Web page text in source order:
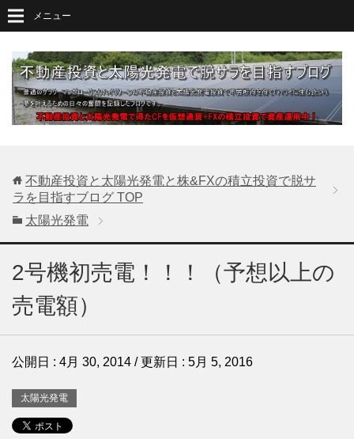
メニュー
不動産投資と太陽光発電と株&FXの積立投資で脱サ
ラを目指すブログ TOP
太陽光発電
2号機初売電！！！（予想以上の
売電額）
公開日 : 4月 30, 2014 / 更新日 : 5月 5, 2016
太陽光発電